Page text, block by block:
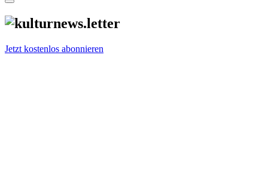
Jetzt kostenlos abonnieren